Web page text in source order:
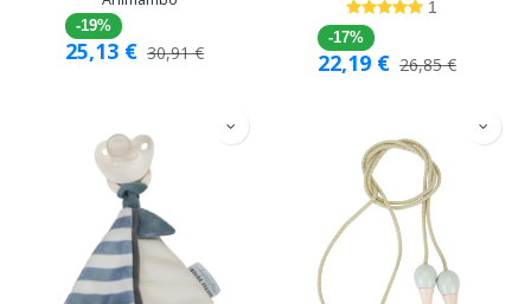
-19%
25,13 € 30,91€
1
-17%
22,19 € 26,85€